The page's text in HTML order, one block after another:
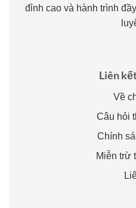
đỉnh cao và hành trình
Liên
Về
Câu hỏi
Chính
Miễn trừ